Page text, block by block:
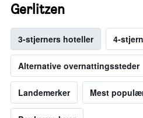
Gerlitzen
3-stjerners hoteller 4-
Alternative overnattingssteder
Landemerker Mest